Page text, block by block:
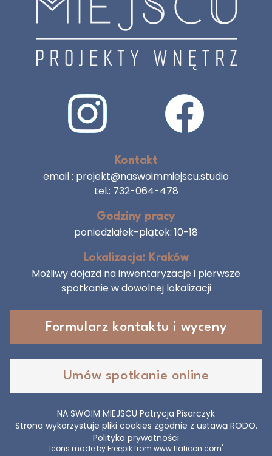
Kontakt
email : projekt@naswoimmiejscu.studio
tel.: 732-064-478
Godziny pracy
poniedziałek-piątek: 10-18
Lokalizacja: Kraków
Możliwy dojazd na inwentaryzacje i pierwsze
spotkanie w dowolnej lokalizacji
Formularz kontaktu i wyceny
Umów spotkanie online
NA SWOIM MIEJSCU Patrycja Pisarczyk
Strona wykorzystuje pliki cookies zgodnie z ustawą RODO.
Polityka prywatności
Icons made byFreepikfrom www.flaticon.com'